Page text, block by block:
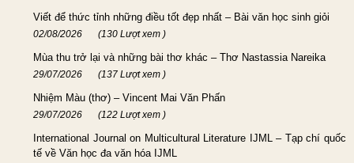
Viết để thức tỉnh những điều tốt đẹp nhất – Bài văn học sinh giỏi
02/08/2026 (130 Lượt xem )
Mùa thu trở lại và những bài thơ khác – Thơ Nastassia Nareika
29/07/2026 (137 Lượt xem )
Nhiệm Màu (thơ) – Vincent Mai Văn Phấn
29/07/2026 (122 Lượt xem )
International Journal on Multicultural Literature IJML – Tạp chí quốc
tế về Văn học đa văn hóa IJML